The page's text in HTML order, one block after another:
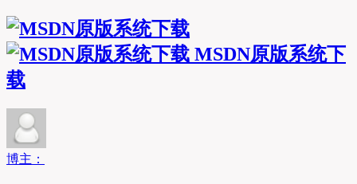
MSDN原版系统下
载
博主：